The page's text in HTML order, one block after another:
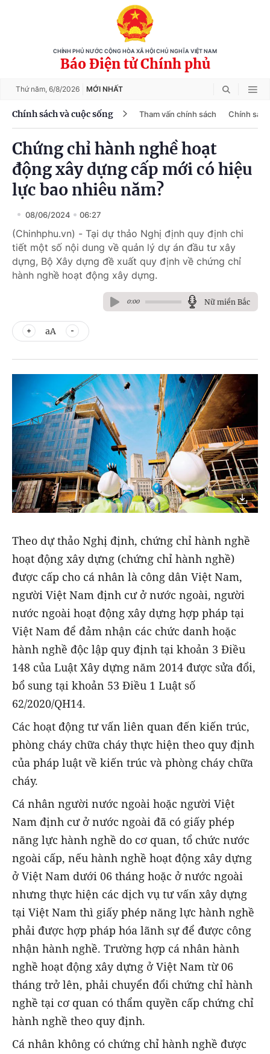
CHÍNH PHỦ NƯỚC CỘNG HÒA XÃ HỘI CHỦ NGHĨA VIỆT NAM
Báo Điện tử Chính phủ
Thứ năm, 6/8/2026 MỚI NHẤT
Chính sách và cuộc sống Tham vấn chính sách Chính
Chứng chỉ hành nghề hoạt
động xây dựng cấp mới có hiệu
lực bao nhiêu năm?
08/06/2024 06:27
(Chinhphu.vn) - Tại dự thảo Nghị định quy định chi
tiết một số nội dung về quản lý dự án đầu tư xây
dựng, Bộ Xây dựng đề xuất quy định về chứng chỉ
hành nghề hoạt động xây dựng.
0:00 Nữ miền Bắc
aA
Theo dự thảo Nghị định, chứng chỉ hành nghề
hoạt động xây dựng (chứng chỉ hành nghề)
được cấp cho cá nhân là công dân Việt Nam,
người Việt Nam định cư ở nước ngoài, người
nước ngoài hoạt động xây dựng hợp pháp tại
Việt Nam để đảm nhận các chức danh hoặc
hành nghề độc lập quy định tại khoản 3 Điều
148 của Luật Xây dựng năm 2014 được sửa đổi,
bổ sung tại khoản 53 Điều 1 Luật số
62/2020/QH14.
Các hoạt động tư vấn liên quan đến kiến trúc,
phòng cháy chữa cháy thực hiện theo quy định
của pháp luật về kiến trúc và phòng cháy chữa
cháy.
Cá nhân người nước ngoài hoặc người Việt
Nam định cư ở nước ngoài đã có giấy phép
năng lực hành nghề do cơ quan, tổ chức nước
ngoài cấp, nếu hành nghề hoạt động xây dựng
ở Việt Nam dưới 06 tháng hoặc ở nước ngoài
nhưng thực hiện các dịch vụ tư vấn xây dựng
tại Việt Nam thì giấy phép năng lực hành nghề
phải được hợp pháp hóa lãnh sự để được công
nhận hành nghề. Trường hợp cá nhân hành
nghề hoạt động xây dựng ở Việt Nam từ 06
tháng trở lên, phải chuyển đổi chứng chỉ hành
nghề tại cơ quan có thẩm quyền cấp chứng chỉ
hành nghề theo quy định.
Cá nhân không có chứng chỉ hành nghề được